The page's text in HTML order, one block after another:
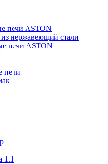
печи ASTON
нержавеющий стали
печи ASTON
печи
1.1